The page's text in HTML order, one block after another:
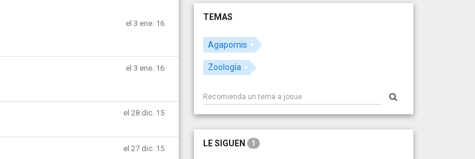
el 3 ene. 16
el 3 ene. 16
el 28 dic. 15
el 27 dic. 15
TEMAS
Agapornis
Zoología
LE SIGUEN 1